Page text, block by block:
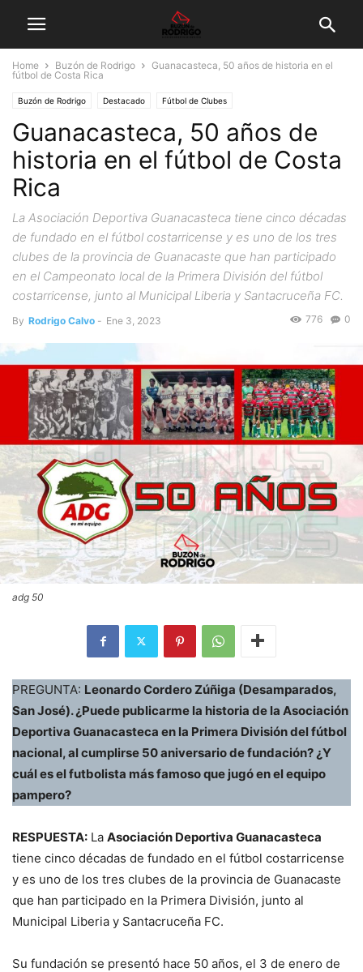
Home Buzón de Rodrigo
Guanacasteca, 50 años de historia en el
fútbol de Costa Rica
Buzón de Rodrigo Destacado Fútbol de Clubes
Guanacasteca, 50 años de
historia en el fútbol de Costa
Rica
La Asociación Deportiva Guanacasteca tiene cinco décadas
de fundado en el fútbol costarricense y es uno de los tres
clubes de la provincia de Guanacaste que han participado
en el Campeonato local de la Primera División del fútbol
costarricense, junto al Municipal Liberia y Santacruceña FC.
By Rodrigo Calvo - Ene 3, 2023 0
776
adg 50
PREGUNTA: Leonardo Cordero Zúñiga (Desamparados,
San José). ¿Puede publicarme la historia de la Asociación
Deportiva Guanacasteca en la Primera División del fútbol
nacional, al cumplirse 50 aniversario de fundación? ¿Y
cuál es el futbolista más famoso que jugó en el equipo
pampero?
RESPUESTA: La Asociación Deportiva Guanacasteca
tiene cinco décadas de fundado en el fútbol costarricense
y es uno de los tres clubes de la provincia de Guanacaste
que han participado en la Primera División, junto al
Municipal Liberia y Santacruceña FC.
Su fundación se presentó hace 50 años, el 3 de enero de